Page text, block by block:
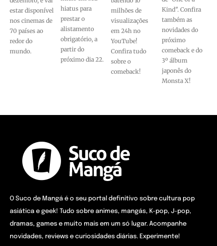
estar disponível
nos cinemas de
70 países ao
redor do
mundo.
hiatus para
prestar o
alistamento
obrigatório, a
partir do
próximo dia 22.
milhões de
visualizações
em 24h no
YouTube!
Confira tudo
sobre o
comeback!
Kind". Confira
também as
novidades do
próximo
comeback e do
3º álbum
japonês do
Monsta X!
O Suco de Mangá é o seu portal definitivo sobre cultura pop
asiática e geek! Tudo sobre animes, mangás, K-pop, J-pop,
dramas, games e muito mais em um só lugar. Acompanhe
novidades, reviews e curiosidades diárias. Experimente!